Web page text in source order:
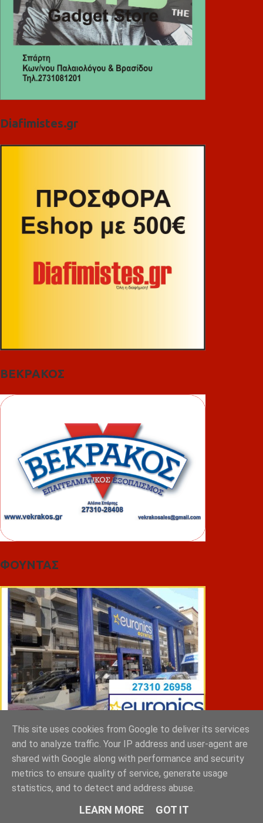
Diafimistes.gr
ΒΕΚΡΑΚΟΣ
ΦΟΥΝΤΑΣ
ΣΠΥΡΑΚΗΣ ΠΑΝΑΓΙΩΤΗΣ & YIOI ΣΠΑΡΤΗ
This site uses cookies from Google to deliver its services
and to analyze traffic. Your IP address and user-agent are
shared with Google along with performance and security
metrics to ensure quality of service, generate usage
statistics, and to detect and address abuse.
LEARN MORE GOT IT